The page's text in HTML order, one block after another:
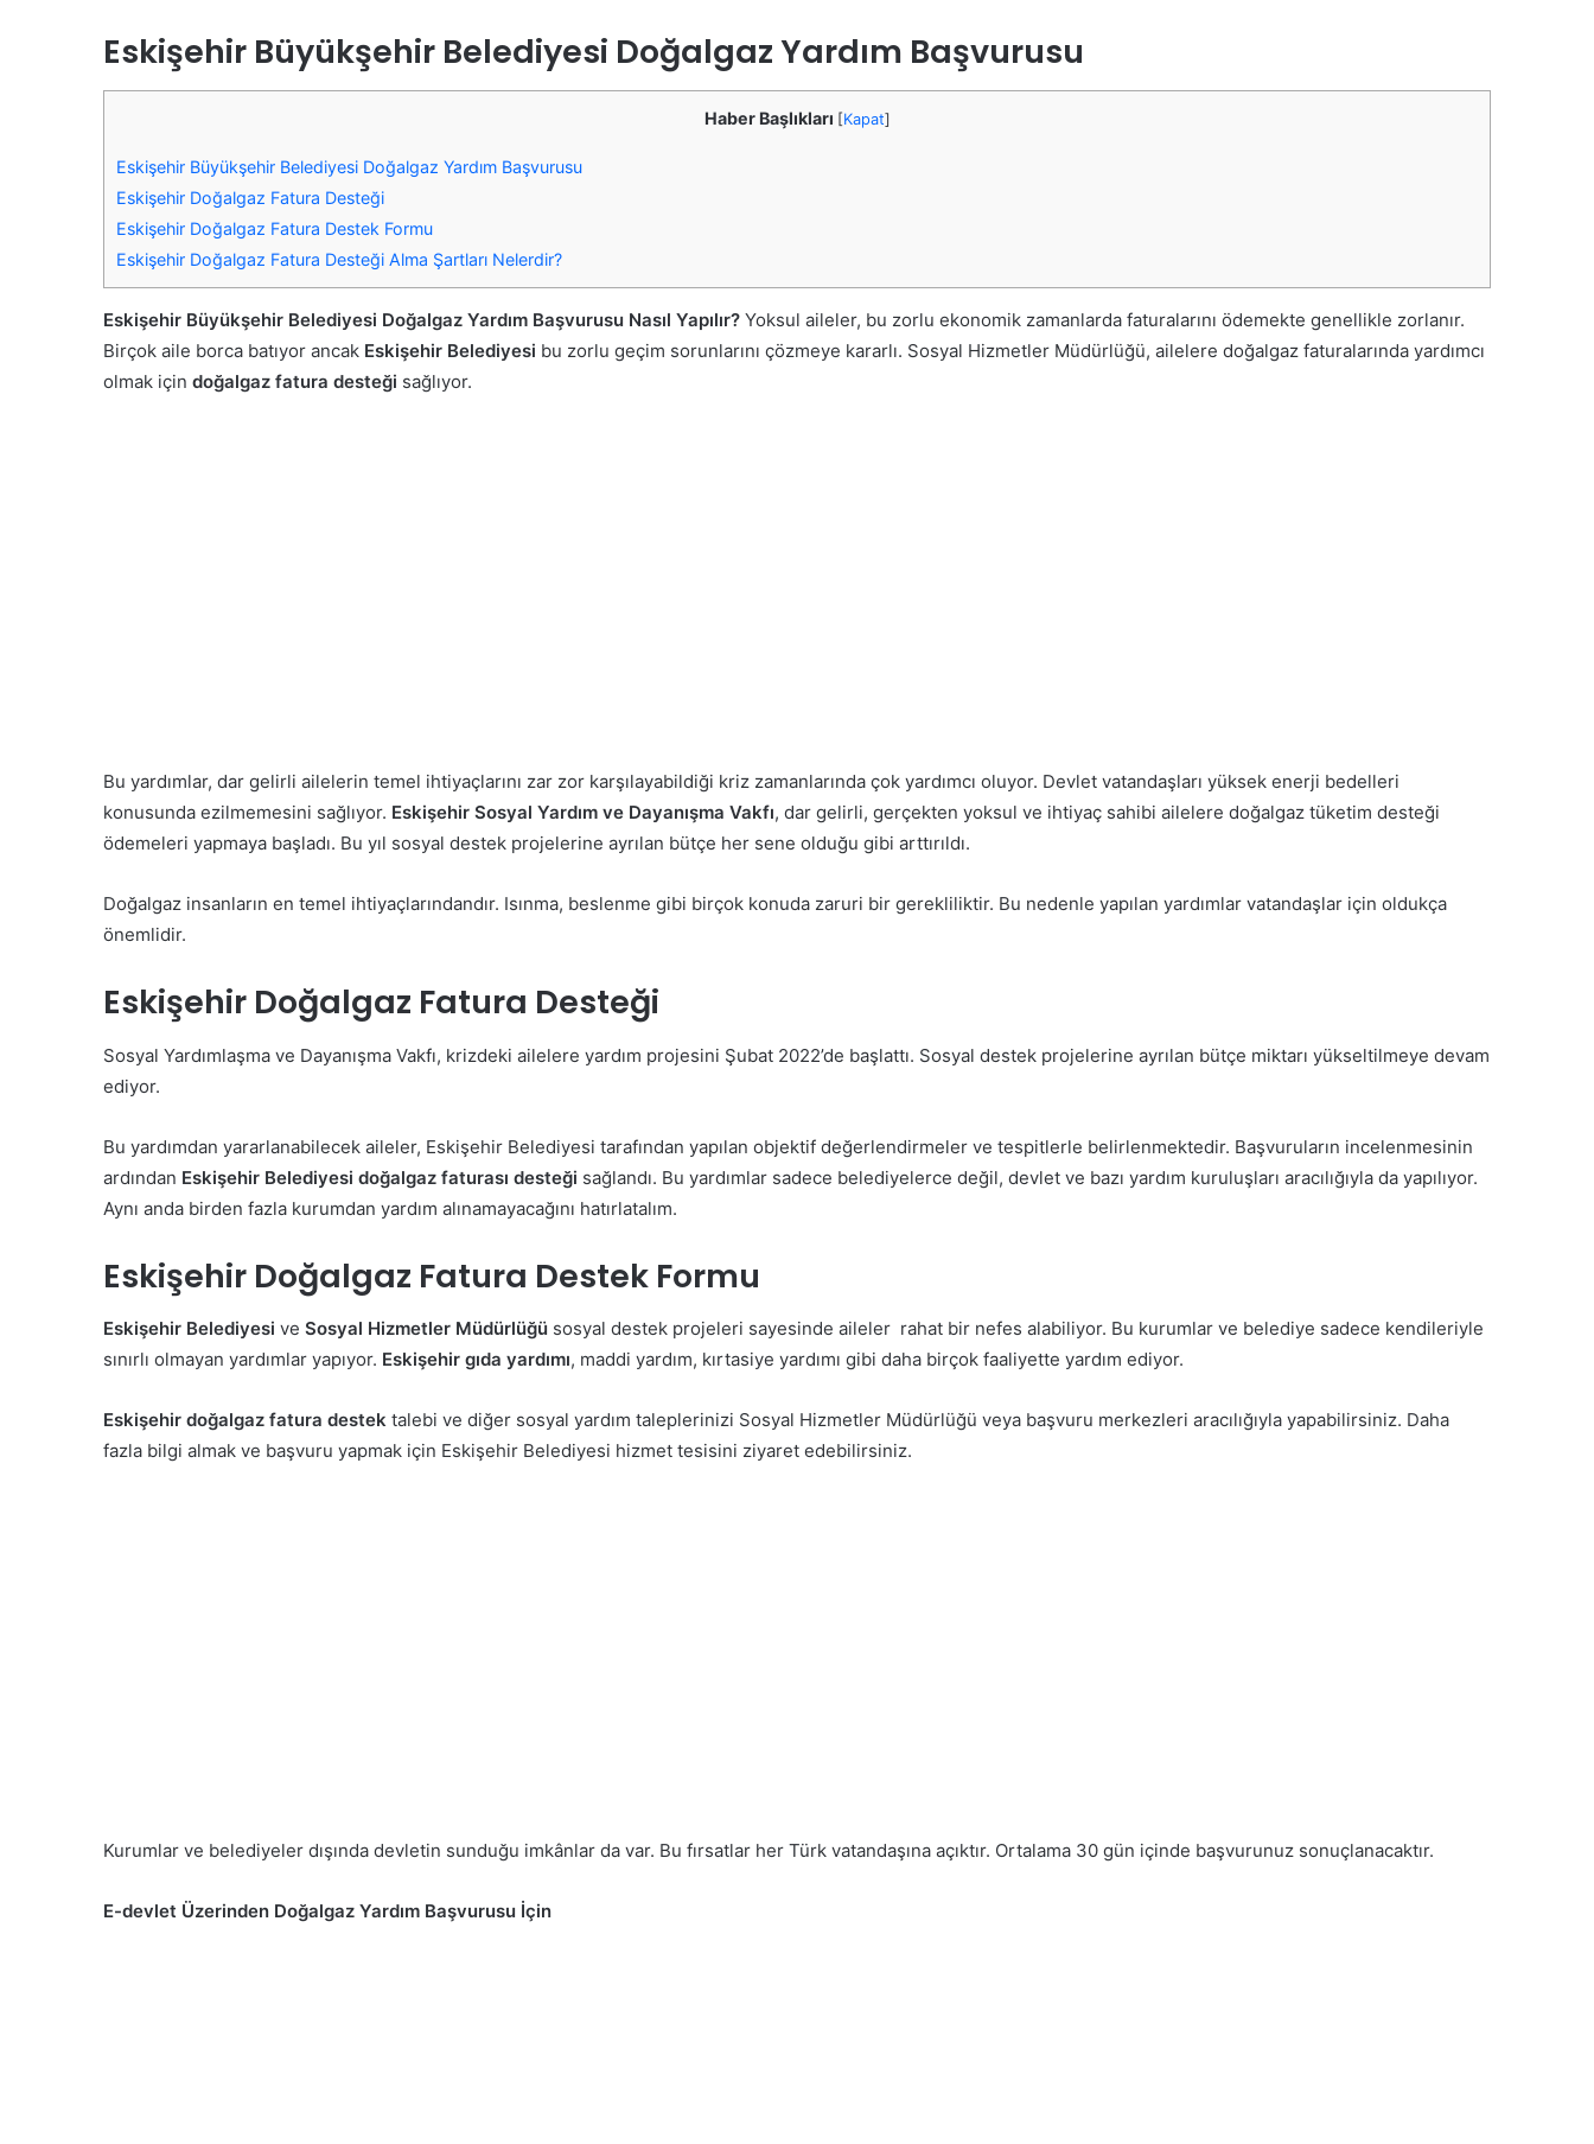
Eskişehir Büyükşehir Belediyesi Doğalgaz Yardım Başvurusu
Haber Başlıkları [Kapat]
Eskişehir Büyükşehir Belediyesi Doğalgaz Yardım Başvurusu
Eskişehir Doğalgaz Fatura Desteği
Eskişehir Doğalgaz Fatura Destek Formu
Eskişehir Doğalgaz Fatura Desteği Alma Şartları Nelerdir?
Eskişehir Büyükşehir Belediyesi Doğalgaz Yardım Başvurusu Nasıl Yapılır? Yoksul aileler, bu zorlu ekonomik zamanlarda faturalarını ödemekte genellikle zorlanır.
Birçok aile borca ​​batıyor ancak Eskişehir Belediyesi bu zorlu geçim sorunlarını çözmeye kararlı. Sosyal Hizmetler Müdürlüğü, ailelere doğalgaz faturalarında yardımcı
olmak için doğalgaz fatura desteği sağlıyor.
Bu yardımlar, dar gelirli ailelerin temel ihtiyaçlarını zar zor karşılayabildiği kriz zamanlarında çok yardımcı oluyor. Devlet vatandaşları yüksek enerji bedelleri
konusunda ezilmemesini sağlıyor. Eskişehir Sosyal Yardım ve Dayanışma Vakfı, dar gelirli, gerçekten yoksul ve ihtiyaç sahibi ailelere doğalgaz tüketim desteği
ödemeleri yapmaya başladı. Bu yıl sosyal destek projelerine ayrılan bütçe her sene olduğu gibi arttırıldı.
Doğalgaz insanların en temel ihtiyaçlarındandır. Isınma, beslenme gibi birçok konuda zaruri bir gerekliliktir. Bu nedenle yapılan yardımlar vatandaşlar için oldukça
önemlidir.
Eskişehir Doğalgaz Fatura Desteği
Sosyal Yardımlaşma ve Dayanışma Vakfı, krizdeki ailelere yardım projesini Şubat 2022’de başlattı. Sosyal destek projelerine ayrılan bütçe miktarı yükseltilmeye devam
ediyor.
Bu yardımdan yararlanabilecek aileler, Eskişehir Belediyesi tarafından yapılan objektif değerlendirmeler ve tespitlerle belirlenmektedir. Başvuruların incelenmesinin
ardından Eskişehir Belediyesi doğalgaz faturası desteği sağlandı. Bu yardımlar sadece belediyelerce değil, devlet ve bazı yardım kuruluşları aracılığıyla da yapılıyor.
Aynı anda birden fazla kurumdan yardım alınamayacağını hatırlatalım.
Eskişehir Doğalgaz Fatura Destek Formu
Eskişehir Belediyesi ve Sosyal Hizmetler Müdürlüğü sosyal destek projeleri sayesinde aileler rahat bir nefes alabiliyor. Bu kurumlar ve belediye sadece kendileriyle
sınırlı olmayan yardımlar yapıyor. Eskişehir gıda yardımı, maddi yardım, kırtasiye yardımı gibi daha birçok faaliyette yardım ediyor.
Eskişehir doğalgaz fatura destek talebi ve diğer sosyal yardım taleplerinizi Sosyal Hizmetler Müdürlüğü veya başvuru merkezleri aracılığıyla yapabilirsiniz. Daha
fazla bilgi almak ve başvuru yapmak için Eskişehir Belediyesi hizmet tesisini ziyaret edebilirsiniz.
Kurumlar ve belediyeler dışında devletin sunduğu imkânlar da var. Bu fırsatlar her Türk vatandaşına açıktır. Ortalama 30 gün içinde başvurunuz sonuçlanacaktır.
E-devlet Üzerinden Doğalgaz Yardım Başvurusu İçin